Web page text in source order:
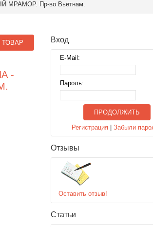
МРАМОР. Пр-во Вьетнам.
-
Вход
E-Mail:
Пароль:
ПРОДОЛЖИТЬ
Регистрация |Забыли
Отзывы
Оставить отзыв!
Статьи